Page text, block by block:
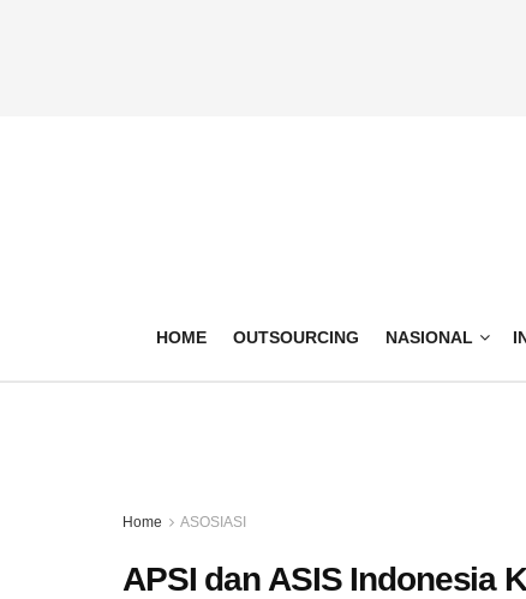
HOME OUTSOURCING NASIONAL
Home ASOSIASI
APSI dan ASIS Indonesia